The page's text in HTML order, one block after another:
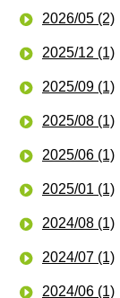
2026/05 (2)
2025/12 (1)
2025/09 (1)
2025/08 (1)
2025/06 (1)
2025/01 (1)
2024/08 (1)
2024/07 (1)
2024/06 (1)